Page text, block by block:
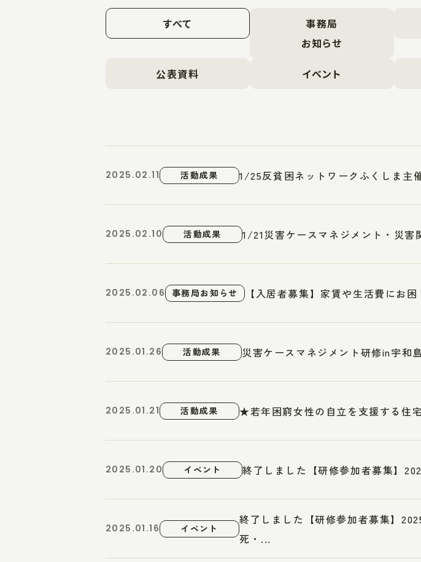
すべて
事務局
お知らせ
公表資料 イベント
2025.02.11 活動成果 1/25反貧困ネットワークふくしま主
2025.02.10 活動成果 1/21災害ケースマネジメント・災害
2025.02.06 事務局お知らせ 【入居者募集】家賃や生活費にお
2025.01.26 活動成果 災害ケースマネジメント研修in宇和
2025.01.21 活動成果 ★若年困窮女性の自立を支援する住
2025.01.20 イベント 終了しました【研修参加者募集】
2025.01.16 イベント
終了しました【研修参加者募集】
死・...